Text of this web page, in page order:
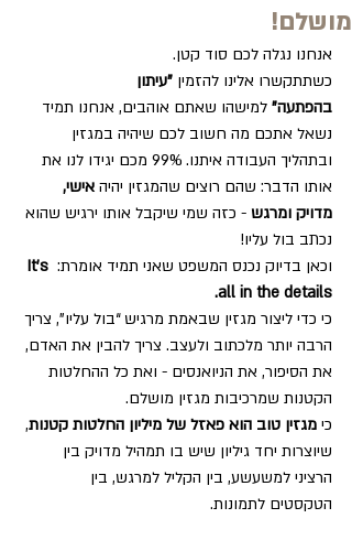
מושלם!
אנחנו נגלה לכם סוד קטן.
כשתתקשרו אלינו להזמין "עיתון
בהפתעה" למישהו שאתם אוהבים, אנחנו תמיד
נשאל אתכם מה חשוב לכם שיהיה במגזין
ובתהליך העבודה איתנו. 99% מכם יגידו לנו את
אותו הדבר: שהם רוצים שהמגזין יהיה אישי,
מדויק ומרגש - כזה שמי שיקבל אותו ירגיש שהוא
נכתב בול עליו!
וכאן בדיוק נכנס המשפט שאני תמיד אומרת: It’s
all in the details.
כי כדי ליצור מגזין שבאמת מרגיש “בול עליו”, צריך
הרבה יותר מלכתוב ולעצב. צריך להבין את האדם,
את הסיפור, את הניואנסים - ואת כל ההחלטות
הקטנות שמרכיבות מגזין מושלם.
כי מגזין טוב הוא פאזל של מיליון החלטות קטנות,
שיוצרות יחד גיליון שיש בו תמהיל מדויק בין
הרציני למשעשע, בין הקליל למרגש, בין
הטקסטים לתמונות.